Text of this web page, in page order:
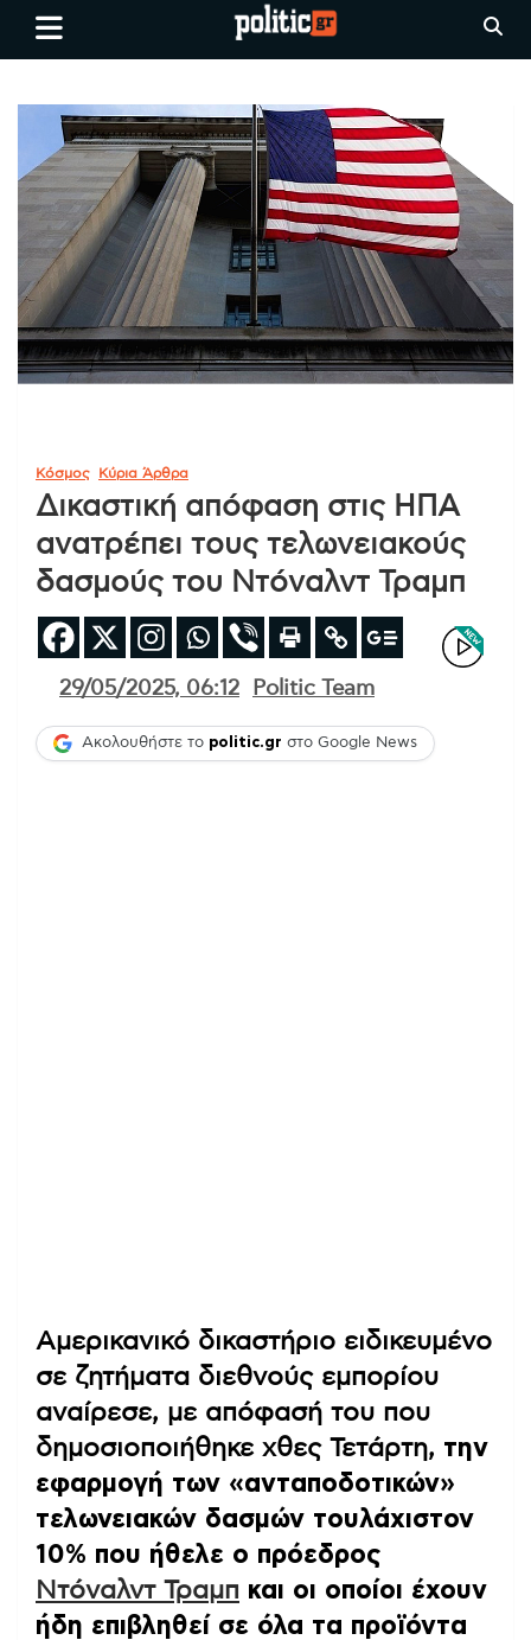
Skip
Ειδήσεις απο τη
Θεσσαλονίκη, την Ελλάδα και
όλο τον Κόσμο
politic.gr
Κόσμος Κύρια Άρθρα
Δικαστική απόφαση στις ΗΠΑ
ανατρέπει τους τελωνειακούς
δασμούς του Ντόναλντ Τραμπ
29/05/2025, 06:12 Politic Team
Ακολουθήστε το politic.gr στο Google News
Αμερικανικό δικαστήριο ειδικευμένο
σε ζητήματα διεθνούς εμπορίου
αναίρεσε, με απόφασή του που
δημοσιοποιήθηκε χθες Τετάρτη, την
εφαρμογή των «ανταποδοτικών»
τελωνειακών δασμών τουλάχιστον
10% που ήθελε ο πρόεδρος
Ντόναλντ Τραμπ και οι οποίοι έχουν
ήδη επιβληθεί σε όλα τα προϊόντα